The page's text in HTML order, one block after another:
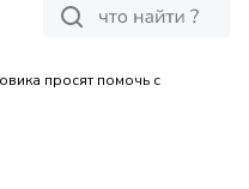
просят помочь с